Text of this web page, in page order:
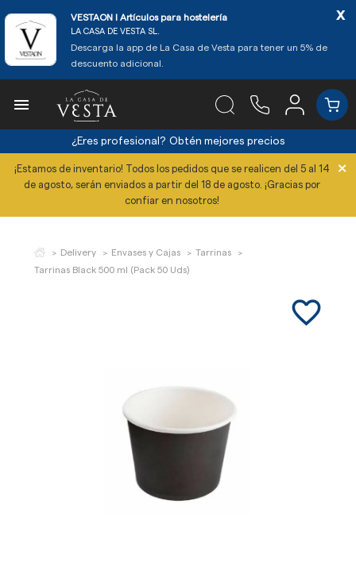
VESTAON l Artículos para hostelería
LA CASA DE VESTA SL.
Descarga la app de La Casa de Vesta para tener un 5% de
descuento adicional.
x

¿Eres profesional? Obtén mejores precios
¡Estamos de inventario! Todos los pedidos que se realicen del 5 al 14
de agosto, serán enviados a partir del 18 de agosto. ¡Gracias por
confiar en nosotros!
×
Delivery Envases y Cajas
Tarrinas
Tarrinas Black 500 ml (Pack 50 Uds)
favorite_border